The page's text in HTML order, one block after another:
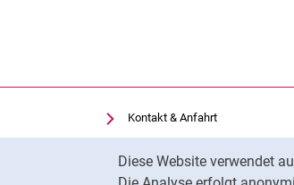
Diese Website verwendet
Kontakt & Anfahrt
Einrichtungen suchen
Stellenangebote